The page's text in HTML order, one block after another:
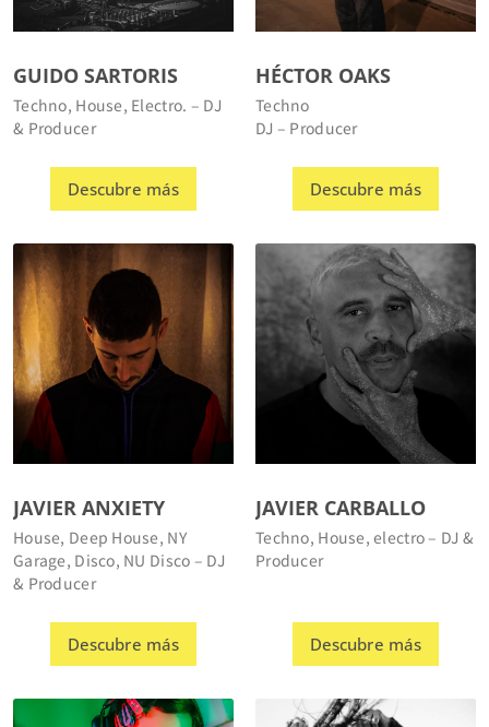
GUIDO SARTORIS
Techno, House, Electro. – DJ
& Producer
HÉCTOR OAKS
Techno
DJ – Producer
JAVIER ANXIETY
House, Deep House, NY
Garage, Disco, NU Disco – DJ
& Producer
JAVIER CARBALLO
Techno, House, electro – DJ &
Producer